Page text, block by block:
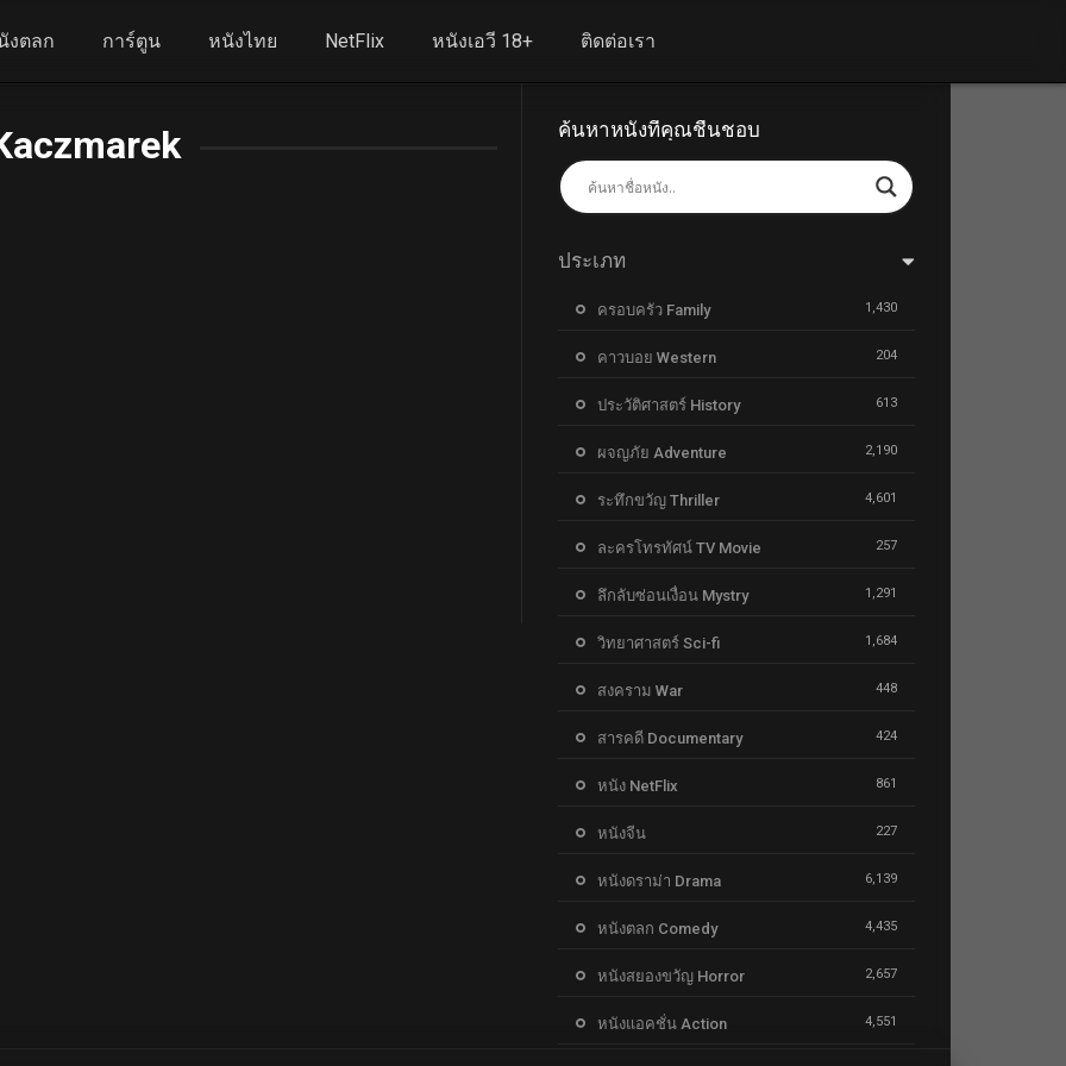
งตลก การ์ตูน หนังไทย NetFlix หนังเอวี 18+ ติดต่อเรา
ค้นหาหนังที่คุณชื่นชอบ
ประเภท
ครอบครัว Family 1,430
คาวบอย Western 204
ประวัติศาสตร์ History 613
ผจญภัย Adventure 2,190
ระทึกขวัญ Thriller 4,601
ละครโทรทัศน์ TV Movie 257
ลึกลับซ่อนเงื่อน Mystry 1,291
วิทยาศาสตร์ Sci-fi 1,684
สงคราม War 448
สารคดี Documentary 424
หนัง NetFlix 861
หนังจีน 227
หนังดราม่า Drama 6,139
หนังตลก Comedy 4,435
หนังสยองขวัญ Horror 2,657
หนังแอคชั่น Action 4,551